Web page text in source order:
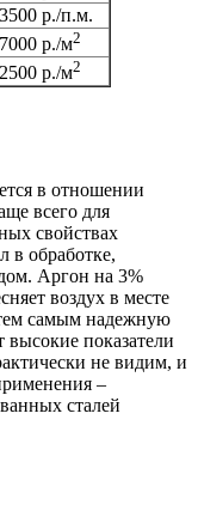
р./п.м.
р./м2
р./м2
в отношении
всего для
свойствах
в обработке,
Аргон на 3%
воздух в месте
самым надежную
высокие показатели
не видим, и
–
сталей